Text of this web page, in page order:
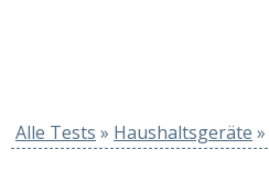
Alle Tests » Haushaltsgeräte »